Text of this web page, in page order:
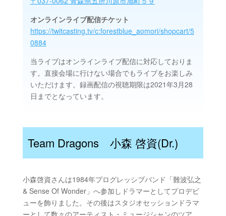
オンラインライブ配信チケット
https://twitcasting.tv/c:forestblue_aomori/shopcart/5
0884
当ライブはオンラインライブ配信に対応しておりま
す。直接会場に行けない場合でもライブをお楽しみ
いただけます。録画配信の視聴期限は2021年3月28
日までとなっています。
Team Dragons 小森 啓資(Dr.)
小森啓資さんは1984年プログレッシブバンド「難波弘之
& Sense Of Wonder」へ参加しドラマーとしてプロデビ
ューを飾りました。その後はスタジオセッションドラマ
ーとして数々のアーティスト・ミュージシャンのツア